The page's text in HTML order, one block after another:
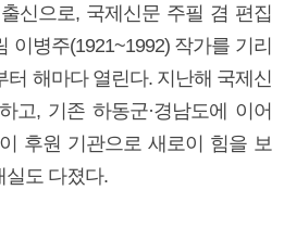
신으로, 국제신문 주필 겸 편집
이병주(1921~1992) 작가를 기리
터 해마다 열린다. 지난해 국제신
고, 기존 하동군·경남도에 이어
후원 기관으로 새로이 힘을 보
실도 다졌다.